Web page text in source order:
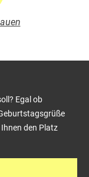
Egal ob
den Platz